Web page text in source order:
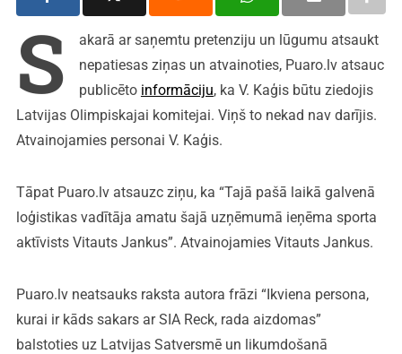
S
akarā ar saņemtu pretenziju un lūgumu atsaukt
nepatiesas ziņas un atvainoties, Puaro.lv atsauc
publicēto informāciju, ka V. Kaģis būtu ziedojis
Latvijas Olimpiskajai komitejai. Viņš to nekad nav darījis.
Atvainojamies personai V. Kaģis.
Tāpat Puaro.lv atsauzc ziņu, ka “Tajā pašā laikā galvenā
loģistikas vadītāja amatu šajā uzņēmumā ieņēma sporta
aktīvists Vitauts Jankus”. Atvainojamies Vitauts Jankus.
Puaro.lv neatsauks raksta autora frāzi “Ikviena persona,
kurai ir kāds sakars ar SIA Reck, rada aizdomas”
balstoties uz Latvijas Satversmē un likumdošanā